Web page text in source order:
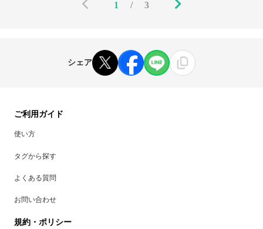
1 / 3
シェア
ご利用ガイド
使い方
タグから探す
よくある質問
お問い合わせ
規約・ポリシー